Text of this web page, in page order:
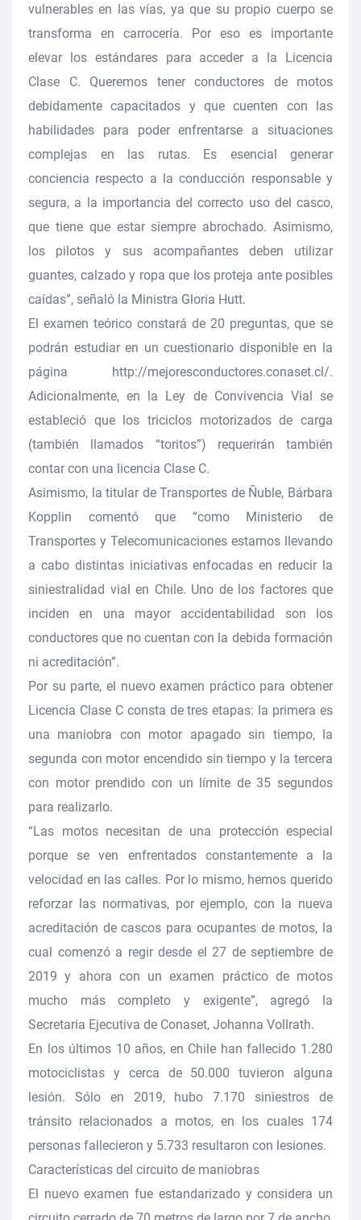
vulnerables en las vías, ya que su propio cuerpo se
transforma en carrocería. Por eso es importante
elevar los estándares para acceder a la Licencia
Clase C. Queremos tener conductores de motos
debidamente capacitados y que cuenten con las
habilidades para poder enfrentarse a situaciones
complejas en las rutas. Es esencial generar
conciencia respecto a la conducción responsable y
segura, a la importancia del correcto uso del casco,
que tiene que estar siempre abrochado. Asimismo,
los pilotos y sus acompañantes deben utilizar
guantes, calzado y ropa que los proteja ante posibles
caídas”, señaló la Ministra Gloria Hutt.
El examen teórico constará de 20 preguntas, que se
podrán estudiar en un cuestionario disponible en la
página http://mejoresconductores.conaset.cl/.
Adicionalmente, en la Ley de Convivencia Vial se
estableció que los triciclos motorizados de carga
(también llamados “toritos”) requerirán también
contar con una licencia Clase C.
Asimismo, la titular de Transportes de Ñuble, Bárbara
Kopplin comentó que “como Ministerio de
Transportes y Telecomunicaciones estamos llevando
a cabo distintas iniciativas enfocadas en reducir la
siniestralidad vial en Chile. Uno de los factores que
inciden en una mayor accidentabilidad son los
conductores que no cuentan con la debida formación
ni acreditación”.
Por su parte, el nuevo examen práctico para obtener
Licencia Clase C consta de tres etapas: la primera es
una maniobra con motor apagado sin tiempo, la
segunda con motor encendido sin tiempo y la tercera
con motor prendido con un límite de 35 segundos
para realizarlo.
“Las motos necesitan de una protección especial
porque se ven enfrentados constantemente a la
velocidad en las calles. Por lo mismo, hemos querido
reforzar las normativas, por ejemplo, con la nueva
acreditación de cascos para ocupantes de motos, la
cual comenzó a regir desde el 27 de septiembre de
2019 y ahora con un examen práctico de motos
mucho más completo y exigente”, agregó la
Secretaria Ejecutiva de Conaset, Johanna Vollrath.
En los últimos 10 años, en Chile han fallecido 1.280
motociclistas y cerca de 50.000 tuvieron alguna
lesión. Sólo en 2019, hubo 7.170 siniestros de
tránsito relacionados a motos, en los cuales 174
personas fallecieron y 5.733 resultaron con lesiones.
Características del circuito de maniobras
El nuevo examen fue estandarizado y considera un